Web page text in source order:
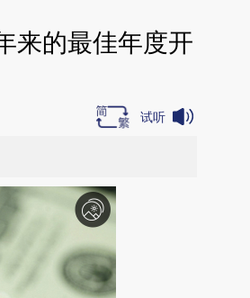
来的最佳年度开
试听